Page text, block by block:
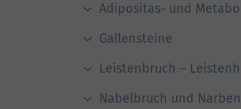
Adipositas- und
Gallensteine
Leistenbruch –
Nabelbruch und